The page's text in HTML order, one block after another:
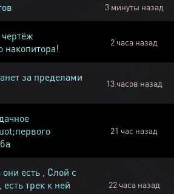
3 минуты назад
накопитора!
2 часа назад
за пределами
13 часов назад
21 час назад
есть , Слой с
трек к ней
22 часа назад